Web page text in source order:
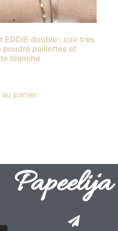
EDDIE double : cuir très
poudré paillettes et
blanche
panier
Papeelija